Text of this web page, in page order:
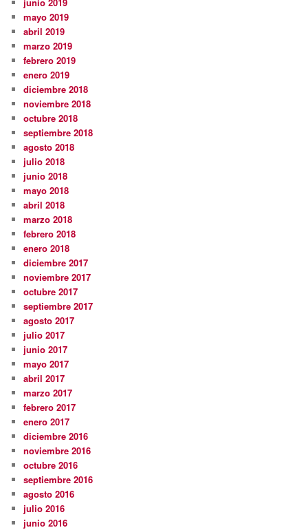
mayo 2019
abril 2019
marzo 2019
febrero 2019
enero 2019
diciembre 2018
noviembre 2018
octubre 2018
septiembre 2018
agosto 2018
julio 2018
junio 2018
mayo 2018
abril 2018
marzo 2018
febrero 2018
enero 2018
diciembre 2017
noviembre 2017
octubre 2017
septiembre 2017
agosto 2017
julio 2017
junio 2017
mayo 2017
abril 2017
marzo 2017
febrero 2017
enero 2017
diciembre 2016
noviembre 2016
octubre 2016
septiembre 2016
agosto 2016
julio 2016
junio 2016